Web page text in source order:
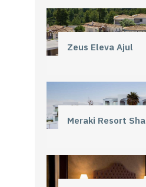
Zeus Eleva Ajul
Meraki Resort